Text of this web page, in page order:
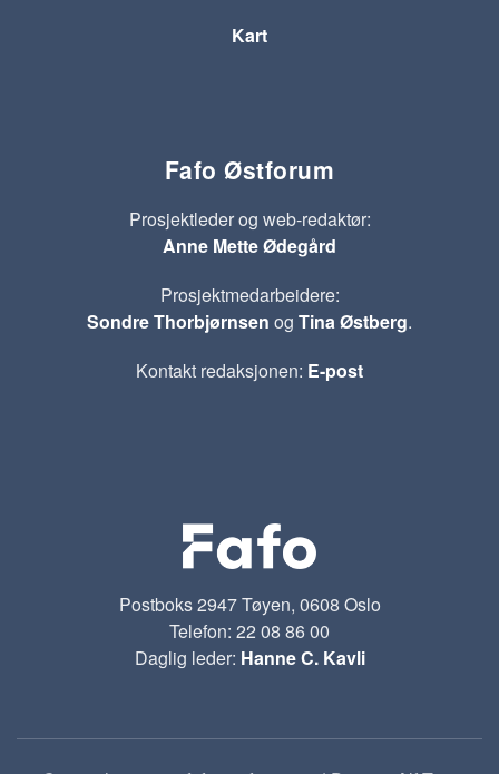
Kart
Fafo Østforum
Prosjektleder og web-redaktør:
Anne Mette Ødegård
Prosjektmedarbeidere:
Sondre Thorbjørnsen og Tina Østberg.
Kontakt redaksjonen: E-post
Postboks 2947 Tøyen, 0608 Oslo
Telefon: 22 08 86 00
Daglig leder: Hanne C. Kavli